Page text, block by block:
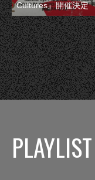
Cultures』開催決定
PLAYLIST